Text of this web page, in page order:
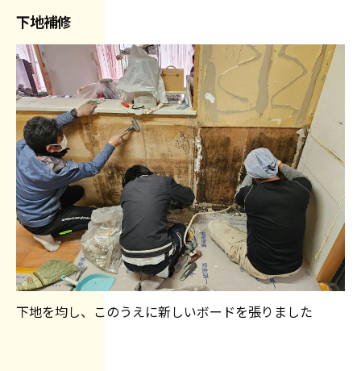
下地補修
下地を均し、このうえに新しいボードを張りました